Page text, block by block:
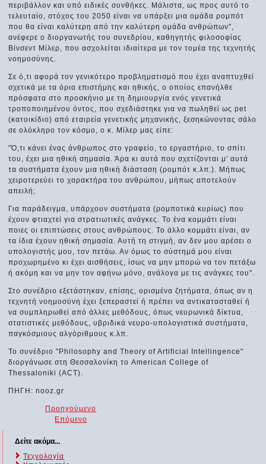
περιβάλλον και υπό ειδικές συνθήκες. Μάλιστα, ως προς αυτό το
τελευταίο, στόχος του 2050 είναι να υπάρξει μια ομάδα ρομπότ
που θα είναι καλύτερη από την καλύτερη ομάδα ανθρώπων",
ανέφερε ο διοργανωτής του συνεδρίου, καθηγητής φιλοσοφίας
Βίνσεντ Μίλερ, που ασχολείται ιδιαίτερα με τον τομέα της τεχνητής
νοημοσύνης.
Σε ό,τι αφορά τον γενικότερο προβληματισμό που έχει αναπτυχθεί
σχετικά με τα όρια επιστήμης και ηθικής, ο οποίος επανήλθε
πρόσφατα στο προσκήνιο με τη δημιουργία ενός γενετικά
τροποποιημένου όντος, που σχεδιάστηκε για να πωληθεί ως pet
(κατοικίδιο) από εταιρεία γενετικής μηχανικής, ξεσηκώνοντας σάλο
σε ολόκληρο τον κόσμο, ο κ. Μίλερ μας είπε:
"Ό,τι κάνει ένας άνθρωπος στο γραφείο, το εργαστήριο, το σπίτι
του, έχει μια ηθική σημασία. Άρα κι αυτά που σχετίζονται μ' αυτά
τα συστήματα έχουν μια ηθική διάσταση (ρομπότ κ.λπ.). Μήπως
χειροτερεύει το χαρακτήρα του ανθρώπου, μήπως αποτελούν
απειλή;
Για παράδειγμα, υπάρχουν συστήματα (ρομποτικά κυρίως) που
έχουν φτιαχτεί για στρατιωτικές ανάγκες. Το ένα κομμάτι είναι
ποιες οι επιπτώσεις στους ανθρώπους. Το άλλο κομμάτι είναι, αν
τα ίδια έχουν ηθική σημασία. Αυτή τη στιγμή, αν δεν μου αρέσει ο
υπολογιστής μου, τον πετάω. Αν όμως το σύστημά μου είναι
προχωρημένο κι έχει αισθήσεις, ίσως να μην μπορώ να τον πετάξω
ή ακόμη και να μην τον αφήνω μόνο, ανάλογα με τις ανάγκες του".
Στο συνέδριο εξετάστηκαν, επίσης, ορισμένα ζητήματα, όπως αν η
τεχνητή νοημοσύνη έχει ξεπεραστεί ή πρέπει να αντικατασταθεί ή
να συμπληρωθεί από άλλες μεθόδους, όπως νευρωνικά δίκτυα,
στατιστικές μεθόδους, υβριδικά νευρο-υπολογιστικά συστήματα,
παγκόσμιους αλγόριθμους κ.λπ.
Το συνέδριο "Philosophy and Theory of Artificial Intellingence"
διοργάνωσε στη Θεσσαλονίκη το American College of
Thessaloniki (ACT).
ΠΗΓΗ: nooz.gr
Προηγούμενο
Επόμενο
Δείτε ακόμα...
Τεχνολογία